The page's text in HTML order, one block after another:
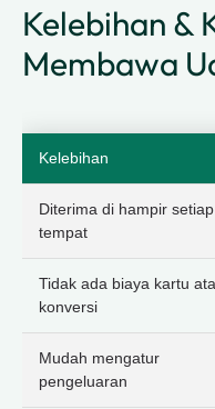
Kelebihan &
Membawa
Kelebihan
Diterima di hampir setiap
tempat
Tidak ada biaya kartu
konversi
Mudah mengatur
pengeluaran